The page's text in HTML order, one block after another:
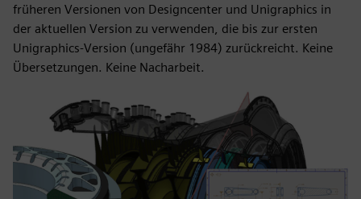
früheren Versionen von Designcenter und Unigraphics in
der aktuellen Version zu verwenden, die bis zur ersten
Unigraphics-Version (ungefähr 1984) zurückreicht. Keine
Übersetzungen. Keine Nacharbeit.